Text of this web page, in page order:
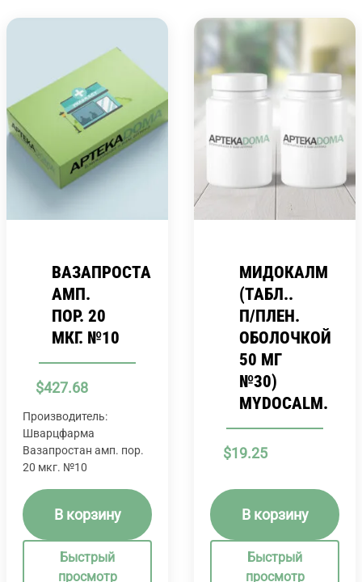
ВАЗАПРОСТАН
АМП.
ПОР. 20
МКГ. №10
$427.68
Производитель:
Шварцфарма
Вазапростан амп. пор.
20 мкг. №10
В корзину
Быстрый
просмотр
МИДОКАЛМ
(ТАБЛ..
П/ПЛЕН.
ОБОЛОЧКОЙ
50 МГ
№30)
MYDOCALM.
$19.25
В корзину
Быстрый
просмотр